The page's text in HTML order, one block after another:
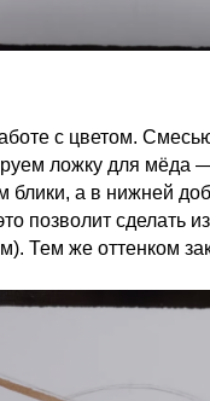
с цветом.
ложку для мёда
блики, а в нижней
позволит сделать
Тем же оттенком